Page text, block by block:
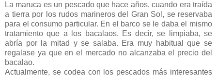
La maruca es un pescado que hace años, cuando era traída
a tierra por los rudos marineros del Gran Sol, se reservaba
para el consumo particular. En el barco se le daba el mismo
tratamiento que a los bacalaos. Es decir, se limpiaba, se
abría por la mitad y se salaba. Era muy habitual que se
regalase ya que en el mercado no alcanzaba el precio del
bacalao.
Actualmente, se codea con los pescados más interesantes